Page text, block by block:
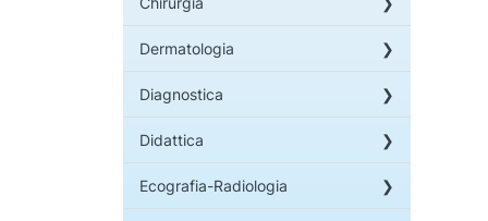
Dermatologia
Diagnostica
Didattica
Ecografia-Radiologia